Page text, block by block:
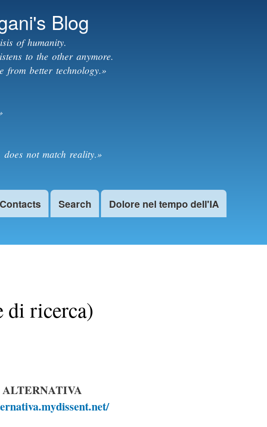
Blog
of humanity.
to the other anymore.
from better technology.»
not match reality.»
Contacts Search
Dolore nel tempo dell'IA
di ricerca)